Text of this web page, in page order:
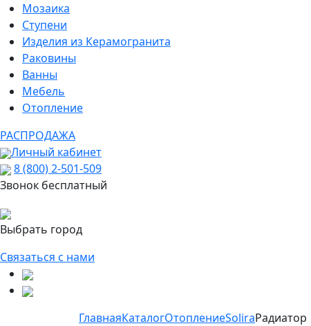
Мозаика
Ступени
Изделия из Керамогранита
Раковины
Ванны
Мебель
Отопление
РАСПРОДАЖА
Личный кабинет
8 (800) 2-501-509
Звонок бесплатный
Выбрать город
Связаться с нами
ГлавнаяКаталогОтоплениеSoliraРадиатор